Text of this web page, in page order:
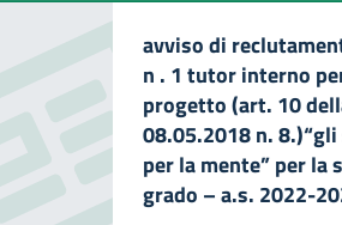
avviso di
n . 1 tutor interno
progetto (art. 10
08.05.2018 n.
per la mente” per la
grado – a.s. 2022-